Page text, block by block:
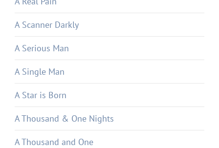
A Scanner Darkly
A Serious Man
A Single Man
A Star is Born
A Thousand & One Nights
A Thousand and One